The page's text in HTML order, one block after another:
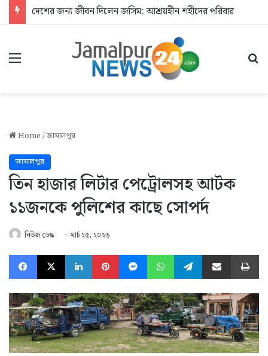
দেশের জন্য জীবন দিলেন জসিম: আশ্রয়হীন শহীদের পরিবার
Menu
Home/জামালপুর
জামালপুর
তিন হাজার লিটার পেট্রোলসহ আটক
১১জনকে পুলিশের কাছে সোপর্দ
নিউজ ডেস্ক মার্চ ২৫, ২০২৬
Facebook
X LinkedInPinterestMessengerWhatsAppTelegramShare via Email